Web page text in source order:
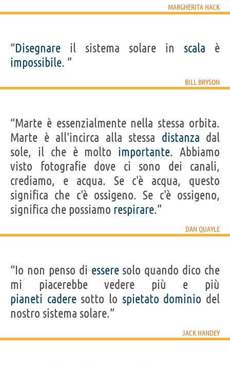
MARGHERITA HACK
“Disegnare il sistema solare in scala è
impossibile. ”
BILL BRYSON
“Marte è essenzialmente nella stessa orbita.
Marte è all'incirca alla stessa distanza dal
sole, il che è molto importante. Abbiamo
visto fotografie dove ci sono dei canali,
crediamo, e acqua. Se c'è acqua, questo
significa che c'è ossigeno. Se c'è ossigeno,
significa che possiamo respirare.”
DAN QUAYLE
“Io non penso di esseresolo quando dico che
mi piacerebbe vedere più e più
pianeti caderesotto lo spietato dominio del
nostro sistema solare.”
JACK HANDEY